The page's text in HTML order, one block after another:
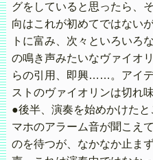
グをしていると思ったら、
向はこれが初めてではない
トに富み、次々といろいろ
の鳴き声みたいなヴァイオ
らの引用、即興……。アイ
ストのヴァイオリンは切れ
●後半、演奏を始めかけた
マホのアラーム音が聞こえ
のを待つが、なかなか止ま